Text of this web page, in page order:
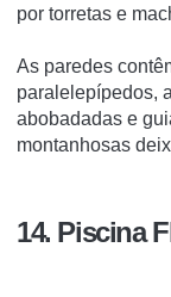
por torretas e
As paredes
paralelepípedos,
abobadadas e
montanhosas
14. Piscina